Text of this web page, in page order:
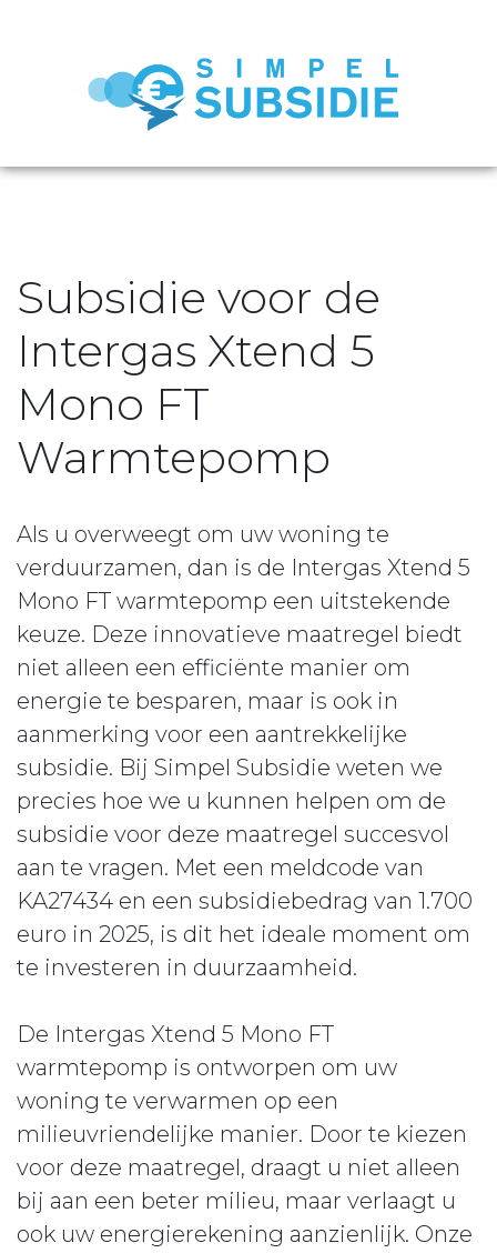
Subsidie voor de
Intergas Xtend 5
Mono FT
Warmtepomp
Als u overweegt om uw woning te
verduurzamen, dan is de Intergas Xtend 5
Mono FT warmtepomp een uitstekende
keuze. Deze innovatieve maatregel biedt
niet alleen een efficiënte manier om
energie te besparen, maar is ook in
aanmerking voor een aantrekkelijke
subsidie. Bij Simpel Subsidie weten we
precies hoe we u kunnen helpen om de
subsidie voor deze maatregel succesvol
aan te vragen. Met een meldcode van
KA27434 en een subsidiebedrag van 1.700
euro in 2025, is dit het ideale moment om
te investeren in duurzaamheid.
De Intergas Xtend 5 Mono FT
warmtepomp is ontworpen om uw
woning te verwarmen op een
milieuvriendelijke manier. Door te kiezen
voor deze maatregel, draagt u niet alleen
bij aan een beter milieu, maar verlaagt u
ook uw energierekening aanzienlijk. Onze